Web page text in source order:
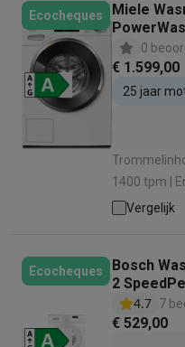
Ecocheques
Miele
0
€ 1.599,00
25 jaar
1400 tpm |
het zwieren:
Vergelijk
Ecocheques
Bosch
2
4.7 7
€ 529,00